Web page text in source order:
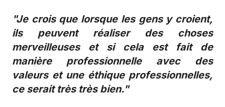
"Je crois que lorsque les gens y croient,
ils peuvent réaliser des choses
merveilleuses et si cela est fait de
manière professionnelle avec des
valeurs et une éthique professionnelles,
ce serait très très bien."